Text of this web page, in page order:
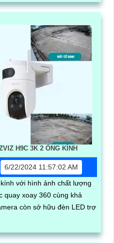
H9C 3K 2 ỐNG KÍNH
6/22/2024 11:57:02 AM
với hình ảnh chất lượng
quay xoay 360 cùng khả